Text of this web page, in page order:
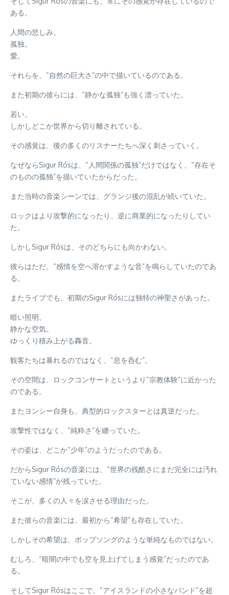
ある。
人間の悲しみ。
孤独。
愛。
それらを、“自然の巨大さ”の中で描いているのである。
また初期の彼らには、“静かな孤独”も強く漂っていた。
若い。
しかしどこか世界から切り離されている。
その感覚は、後の多くのリスナーたちへ深く刺さっていく。
なぜならSigur Rósは、“人間関係の孤独”だけではなく、“存在そ
のものの孤独”を描いていたからだった。
また当時の音楽シーンでは、グランジ後の混乱が続いていた。
ロックはより攻撃的になったり、逆に商業的になったりしてい
た。
しかしSigur Rósは、そのどちらにも向かわない。
彼らはただ、“感情を空へ溶かすような音”を鳴らしていたのであ
る。
またライブでも、初期のSigur Rósには独特の神聖さがあった。
暗い照明。
静かな空気。
ゆっくり積み上がる轟音。
観客たちは暴れるのではなく、“息を呑む”。
その空間は、ロックコンサートというより“宗教体験”に近かった
のである。
またヨンシー自身も、典型的ロックスターとは真逆だった。
攻撃性ではなく、“純粋さ”を纏っていた。
その姿は、どこか“少年”のようだったのである。
だからSigur Rósの音楽には、“世界の残酷さにまだ完全には汚れ
ていない感情”が残っていた。
そこが、多くの人々を涙させる理由だった。
また彼らの音楽には、最初から“希望”も存在していた。
しかしその希望は、ポップソングのような単純なものではない。
むしろ、“暗闇の中でも空を見上げてしまう感覚”だったのであ
る。
そしてSigur Rósはここで、“アイスランドの小さなバンド”を超